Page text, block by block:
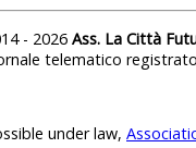
- 2026 Ass. La Città
telematico
under law,